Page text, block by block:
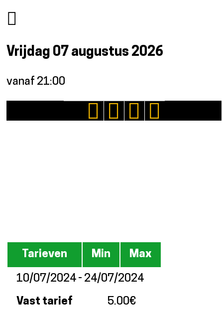
Vrijdag 07 augustus 2026
vanaf 21:00
Tarieven
Tarieven Min Max
10/07/2024 - 24/07/2024
Vast tarief
5.00€